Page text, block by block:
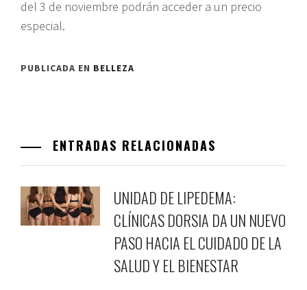
del 3 de noviembre podrán acceder a un precio
especial.
PUBLICADA EN BELLEZA
ENTRADAS RELACIONADAS
UNIDAD DE LIPEDEMA:
CLÍNICAS DORSIA DA UN NUEVO
PASO HACIA EL CUIDADO DE LA
SALUD Y EL BIENESTAR